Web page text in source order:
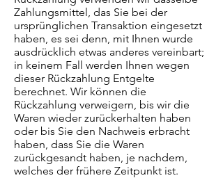
Zahlungsmittel, das Sie bei der
ursprünglichen Transaktion eingesetzt
haben, es sei denn, mit Ihnen wurde
ausdrücklich etwas anderes vereinbart;
in keinem Fall werden Ihnen wegen
dieser Rückzahlung Entgelte
berechnet. Wir können die
Rückzahlung verweigern, bis wir die
Waren wieder zurückerhalten haben
oder bis Sie den Nachweis erbracht
haben, dass Sie die Waren
zurückgesandt haben, je nachdem,
welches der frühere Zeitpunkt ist.